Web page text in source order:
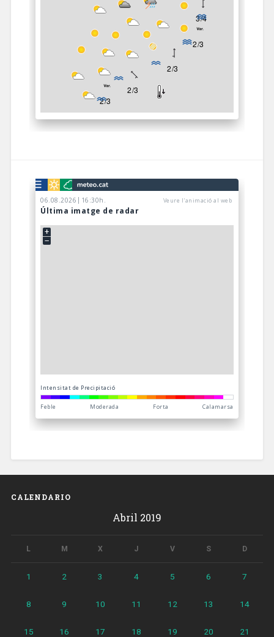
CALENDARIO
Abril 2019
L M X J V S D
1 2 3 4 5 6 7
8 9 10 11 12 13 14
15 16 17 18 19 20 21